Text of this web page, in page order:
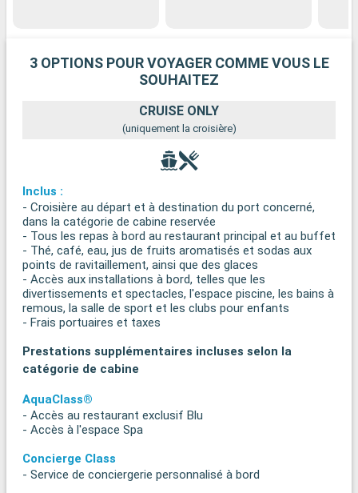
3 OPTIONS POUR VOYAGER COMME VOUS LE
SOUHAITEZ
CRUISE ONLY
(uniquement la croisière)
Inclus :
- Croisière au départ et à destination du port concerné,
dans la catégorie de cabine reservée
- Tous les repas à bord au restaurant principal et au buffet
- Thé, café, eau, jus de fruits aromatisés et sodas aux
points de ravitaillement, ainsi que des glaces
- Accès aux installations à bord, telles que les
divertissements et spectacles, l'espace piscine, les bains à
remous, la salle de sport et les clubs pour enfants
- Frais portuaires et taxes
Prestations supplémentaires incluses selon la
catégorie de cabine
AquaClass®
- Accès au restaurant exclusif Blu
- Accès à l'espace Spa
Concierge Class
- Service de conciergerie personnalisé à bord